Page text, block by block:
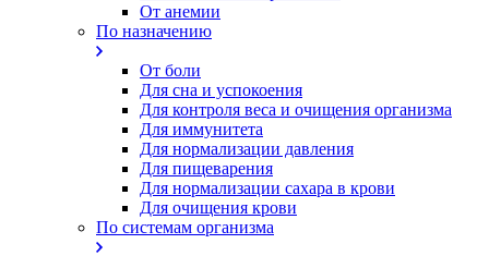
От анемии
По назначению
От боли
Для сна и успокоения
Для контроля веса и очищения организма
Для иммунитета
Для нормализации давления
Для пищеварения
Для нормализации сахара в крови
Для очищения крови
По системам организма